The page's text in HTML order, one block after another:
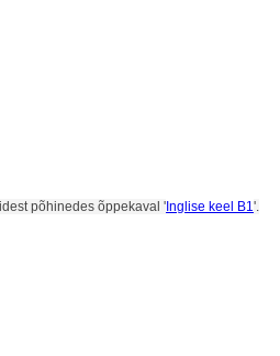
põhinedes õppekaval 'Inglise keel B1'.